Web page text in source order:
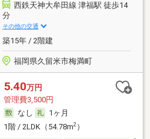
西鉄天神大牟田線 津福駅 徒歩14
分
その他の交通
築15年 / 2階建
福岡県久留米市梅満町
5.40万円
管理費3,500円
なし
1ヶ月
1階 / 2LDK（54.78m2）